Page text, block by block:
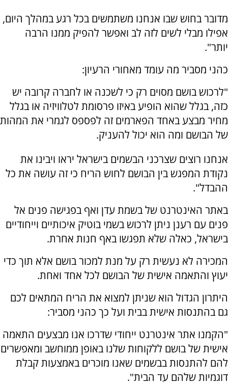
מדובר בחוש שבו אנחנו משתמשים בכל רגע במהלך היום,
אפילו מבלי לשים לזה לב ואפשר להפיק ממנו הרבה
יותר".
כהני מסביר מה עומד מאחורי הרעיון:
"לרכוש בושם מסוים רק כי לשכנה או לחברה קרובה יש
כזה, בגלל שהוא הופיע באיזו פרסומת לטלוויזיה או בגלל
מחיר מבצע באחד הפארמים זה לפספס לגמרי את המהות
של הבושם ומה הוא יכול להעניק.
אנחנו רוצים שצרכני הבשמים בישראל יראו ויבינו את
נקודת המפגש בין הבושם לחוש הריח כי זה עושה את כל
ההבדל".
באתר האינטרנט של בשמת עדן ואף בפגישה פנים אל
פנים עם רענן ניתן לרכוש בשמי בוטיק איכותיים וייחודיים
בישראל, כאלה שלא תפגשו באף חנות אחרת.
המכירה לא נעשית רק על מנת למכור בושם אלא תוך כדי
יעוץ והתאמה אישית של הבושם לכל אחד ואחת.
היתרון הגדול הוא שניתן למצוא את הריח המתאים לכם
גם בהתנסות אישית בבית ועל כך כהני מסביר:
"הקמנו אתר אינטרנט ייחודי שדרכו אנו מבצעים התאמה
אישית של בושם ללקוחות שלנו באופן ממוחשב ומאפשרים
להם להתנסות בבשמים שאנו מוכרים באמצעות קבלת
דוגמיות שלהם עד הבית".